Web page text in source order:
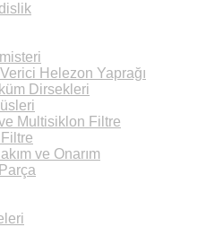
Helezon Yaprağı
Dirsekleri
Multisiklon Filtre
ve Onarım